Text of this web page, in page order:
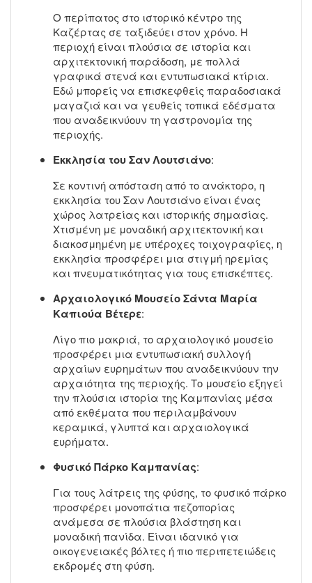
Ο περίπατος στο ιστορικό κέντρο της
Καζέρτας σε ταξιδεύει στον χρόνο. Η
περιοχή είναι πλούσια σε ιστορία και
αρχιτεκτονική παράδοση, με πολλά
γραφικά στενά και εντυπωσιακά κτίρια.
Εδώ μπορείς να επισκεφθείς παραδοσιακά
μαγαζιά και να γευθείς τοπικά εδέσματα
που αναδεικνύουν τη γαστρονομία της
περιοχής.
Εκκλησία του Σαν Λουτσιάνο:
Σε κοντινή απόσταση από το ανάκτορο, η
εκκλησία του Σαν Λουτσιάνο είναι ένας
χώρος λατρείας και ιστορικής σημασίας.
Χτισμένη με μοναδική αρχιτεκτονική και
διακοσμημένη με υπέροχες τοιχογραφίες, η
εκκλησία προσφέρει μια στιγμή ηρεμίας
και πνευματικότητας για τους επισκέπτες.
Αρχαιολογικό Μουσείο Σάντα Μαρία
Καπιούα Βέτερε:
Λίγο πιο μακριά, το αρχαιολογικό μουσείο
προσφέρει μια εντυπωσιακή συλλογή
αρχαίων ευρημάτων που αναδεικνύουν την
αρχαιότητα της περιοχής. Το μουσείο εξηγεί
την πλούσια ιστορία της Καμπανίας μέσα
από εκθέματα που περιλαμβάνουν
κεραμικά, γλυπτά και αρχαιολογικά
ευρήματα.
Φυσικό Πάρκο Καμπανίας:
Για τους λάτρεις της φύσης, το φυσικό πάρκο
προσφέρει μονοπάτια πεζοπορίας
ανάμεσα σε πλούσια βλάστηση και
μοναδική πανίδα. Είναι ιδανικό για
οικογενειακές βόλτες ή πιο περιπετειώδεις
εκδρομές στη φύση.